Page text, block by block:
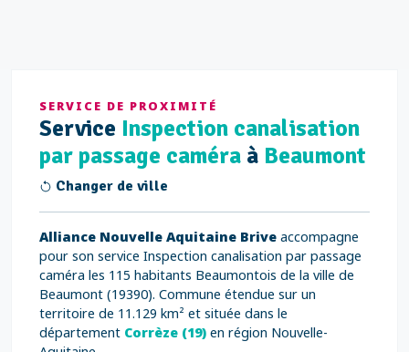
SERVICE DE PROXIMITÉ
Service Inspection canalisation
par passage caméra à Beaumont
Changer de ville
Alliance Nouvelle Aquitaine Brive accompagne
pour son service Inspection canalisation par passage
caméra les 115 habitants Beaumontois de la ville de
Beaumont (19390). Commune étendue sur un
territoire de 11.129 km² et située dans le
département Corrèze (19) en région Nouvelle-